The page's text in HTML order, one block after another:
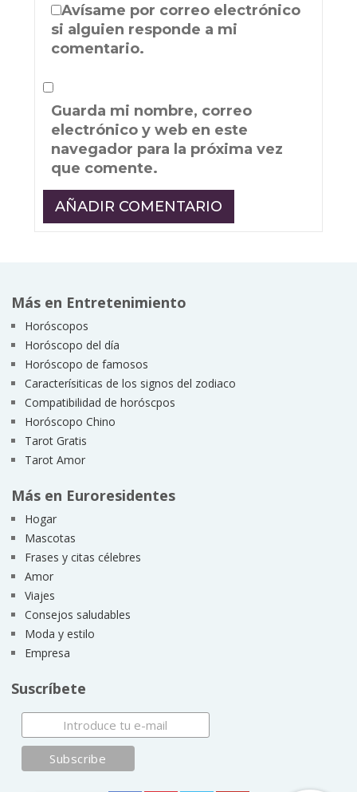
Avísame por correo electrónico
si alguien responde a mi
comentario.
Guarda mi nombre, correo
electrónico y web en este
navegador para la próxima vez
que comente.
Más en Entretenimiento
Horóscopos
Horóscopo del día
Horóscopo de famosos
Caracterísiticas de los signos del zodiaco
Compatibilidad de horóscpos
Horóscopo Chino
Tarot Gratis
Tarot Amor
Más en Euroresidentes
Hogar
Mascotas
Frases y citas célebres
Amor
Viajes
Consejos saludables
Moda y estilo
Empresa
Suscríbete